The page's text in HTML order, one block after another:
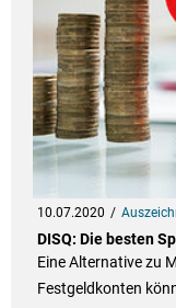
10.07.2020
DISQ: Die besten
Eine Alternative zu
Festgeldkonten